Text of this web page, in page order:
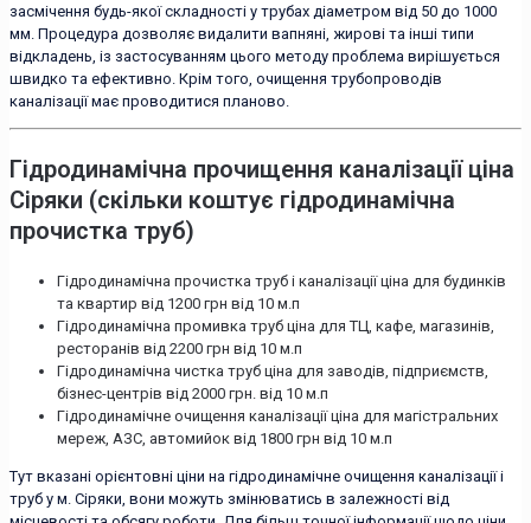
засмічення будь-якої складності у трубах діаметром від 50 до 1000
мм. Процедура дозволяє видалити вапняні, жирові та інші типи
відкладень, із застосуванням цього методу проблема вирішується
швидко та ефективно. Крім того, очищення трубопроводів
каналізації має проводитися планово.
Гідродинамічна прочищення каналізації ціна
Сіряки (скільки коштує гідродинамічна
прочистка труб)
Гідродинамічна прочистка труб і каналізації ціна для будинків
та квартир від 1200 грн від 10 м.п
Гідродинамічна промивка труб ціна для ТЦ, кафе, магазинів,
ресторанів від 2200 грн від 10 м.п
Гідродинамічна чистка труб ціна для заводів, підприємств,
бізнес-центрів від 2000 грн. від 10 м.п
Гідродинамічне очищення каналізації ціна для магістральних
мереж, АЗС, автомийок від 1800 грн від 10 м.п
Тут вказані орієнтовні ціни на гідродинамічне очищення каналізації і
труб у м. Сіряки, вони можуть змінюватись в залежності від